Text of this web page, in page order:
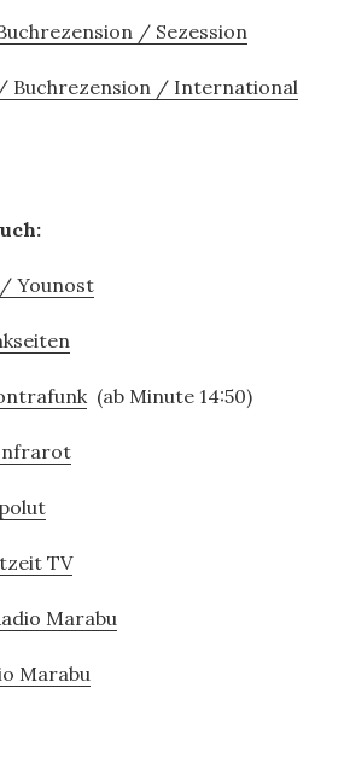
/ Sezession
Buchrezension / International
Younost
(ab Minute 14:50)
TV
Marabu
Marabu